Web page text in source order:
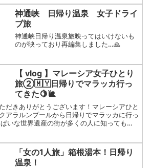
神通峡 日帰り温泉 女子ドライ
ブ旅
神通峡日帰り温泉旅映ってはいけないも
のが映っており再編集しました…🙏
【 vlog 】マレーシア女子ひとり
旅②🇲🇾日帰りでマラッカ行っ
てきた🍋🐌
だきありがとうございます！マレーシアひと
アラルンプールから日帰りでマラッカに行っ
いな世界遺産の街が多くの人に知ってもら
「女の1人旅」箱根湯本！日帰り
温泉！